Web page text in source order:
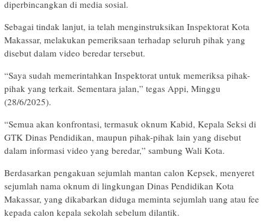
diperbincangkan di media sosial.
Sebagai tindak lanjut, ia telah menginstruksikan Inspektorat Kota
Makassar, melakukan pemeriksaan terhadap seluruh pihak yang
disebut dalam video beredar tersebut.
“Saya sudah memerintahkan Inspektorat untuk memeriksa pihak-
pihak yang terkait. Sementara jalan,” tegas Appi, Minggu
(28/6/2025).
“Semua akan konfrontasi, termasuk oknum Kabid, Kepala Seksi di
GTK Dinas Pendidikan, maupun pihak-pihak lain yang disebut
dalam informasi video yang beredar,” sambung Wali Kota.
Berdasarkan pengakuan sejumlah mantan calon Kepsek, menyeret
sejumlah nama oknum di lingkungan Dinas Pendidikan Kota
Makassar, yang dikabarkan diduga meminta sejumlah uang atau fee
kepada calon kepala sekolah sebelum dilantik.